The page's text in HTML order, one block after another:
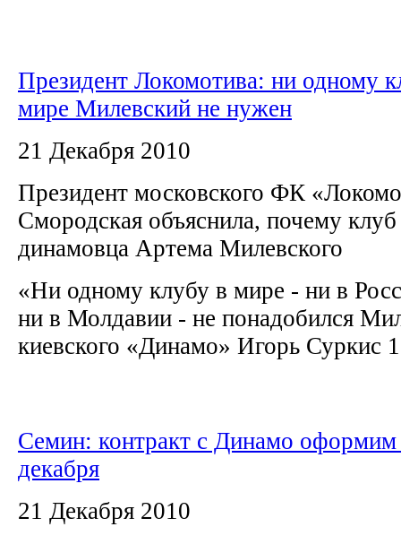
Президент Локомотива: ни одному
мире Милевский не нужен
21 Декабря 2010
Президент московского ФК
Смородская объяснила, почему клуб
динамовца Артема Милевского
«Ни одному клубу в мире - ни в
ни в Молдавии - не понадобился
киевского «Динамо» Игорь Суркис
Семин: контракт с Динамо
декабря
21 Декабря 2010